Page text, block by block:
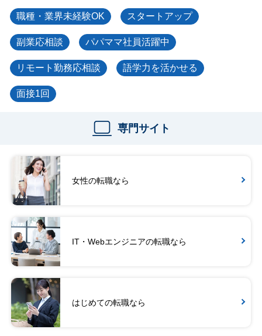
職種・業界未経験OK スタートアップ
副業応相談 パパママ社員活躍中
リモート勤務応相談 語学力を活かせる
面接1回
専門サイト
女性の転職なら
IT・Webエンジニアの転職なら
はじめての転職なら